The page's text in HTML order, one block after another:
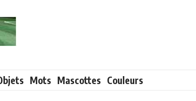
Mots Mascottes Couleurs